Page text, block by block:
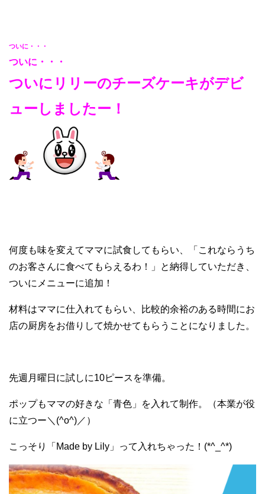
ついに・・・
ついに・・・
ついにリリーのチーズケーキがデビ
ューしましたー！
何度も味を変えてママに試食してもらい、「これならうち
のお客さんに食べてもらえるわ！」と納得していただき、
ついにメニューに追加！
材料はママに仕入れてもらい、比較的余裕のある時間にお
店の厨房をお借りして焼かせてもらうことになりました。
先週月曜日に試しに10ピースを準備。
ポップもママの好きな「青色」を入れて制作。（本業が役
に立つー＼(^o^)／）
こっそり「Made by Lily」って入れちゃった！(*^_^*)